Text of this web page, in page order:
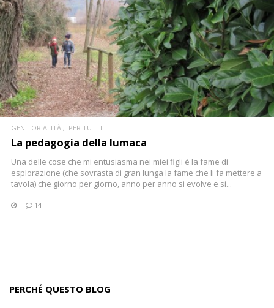
CONTINUA
GENITORIALITÀ PER TUTTI
La pedagogia della lumaca
Una delle cose che mi entusiasma nei miei figli è la fame di
esplorazione (che sovrasta di gran lunga la fame che li fa mettere a
tavola) che giorno per giorno, anno per anno si evolve e si...
14
PERCHÉ QUESTO BLOG